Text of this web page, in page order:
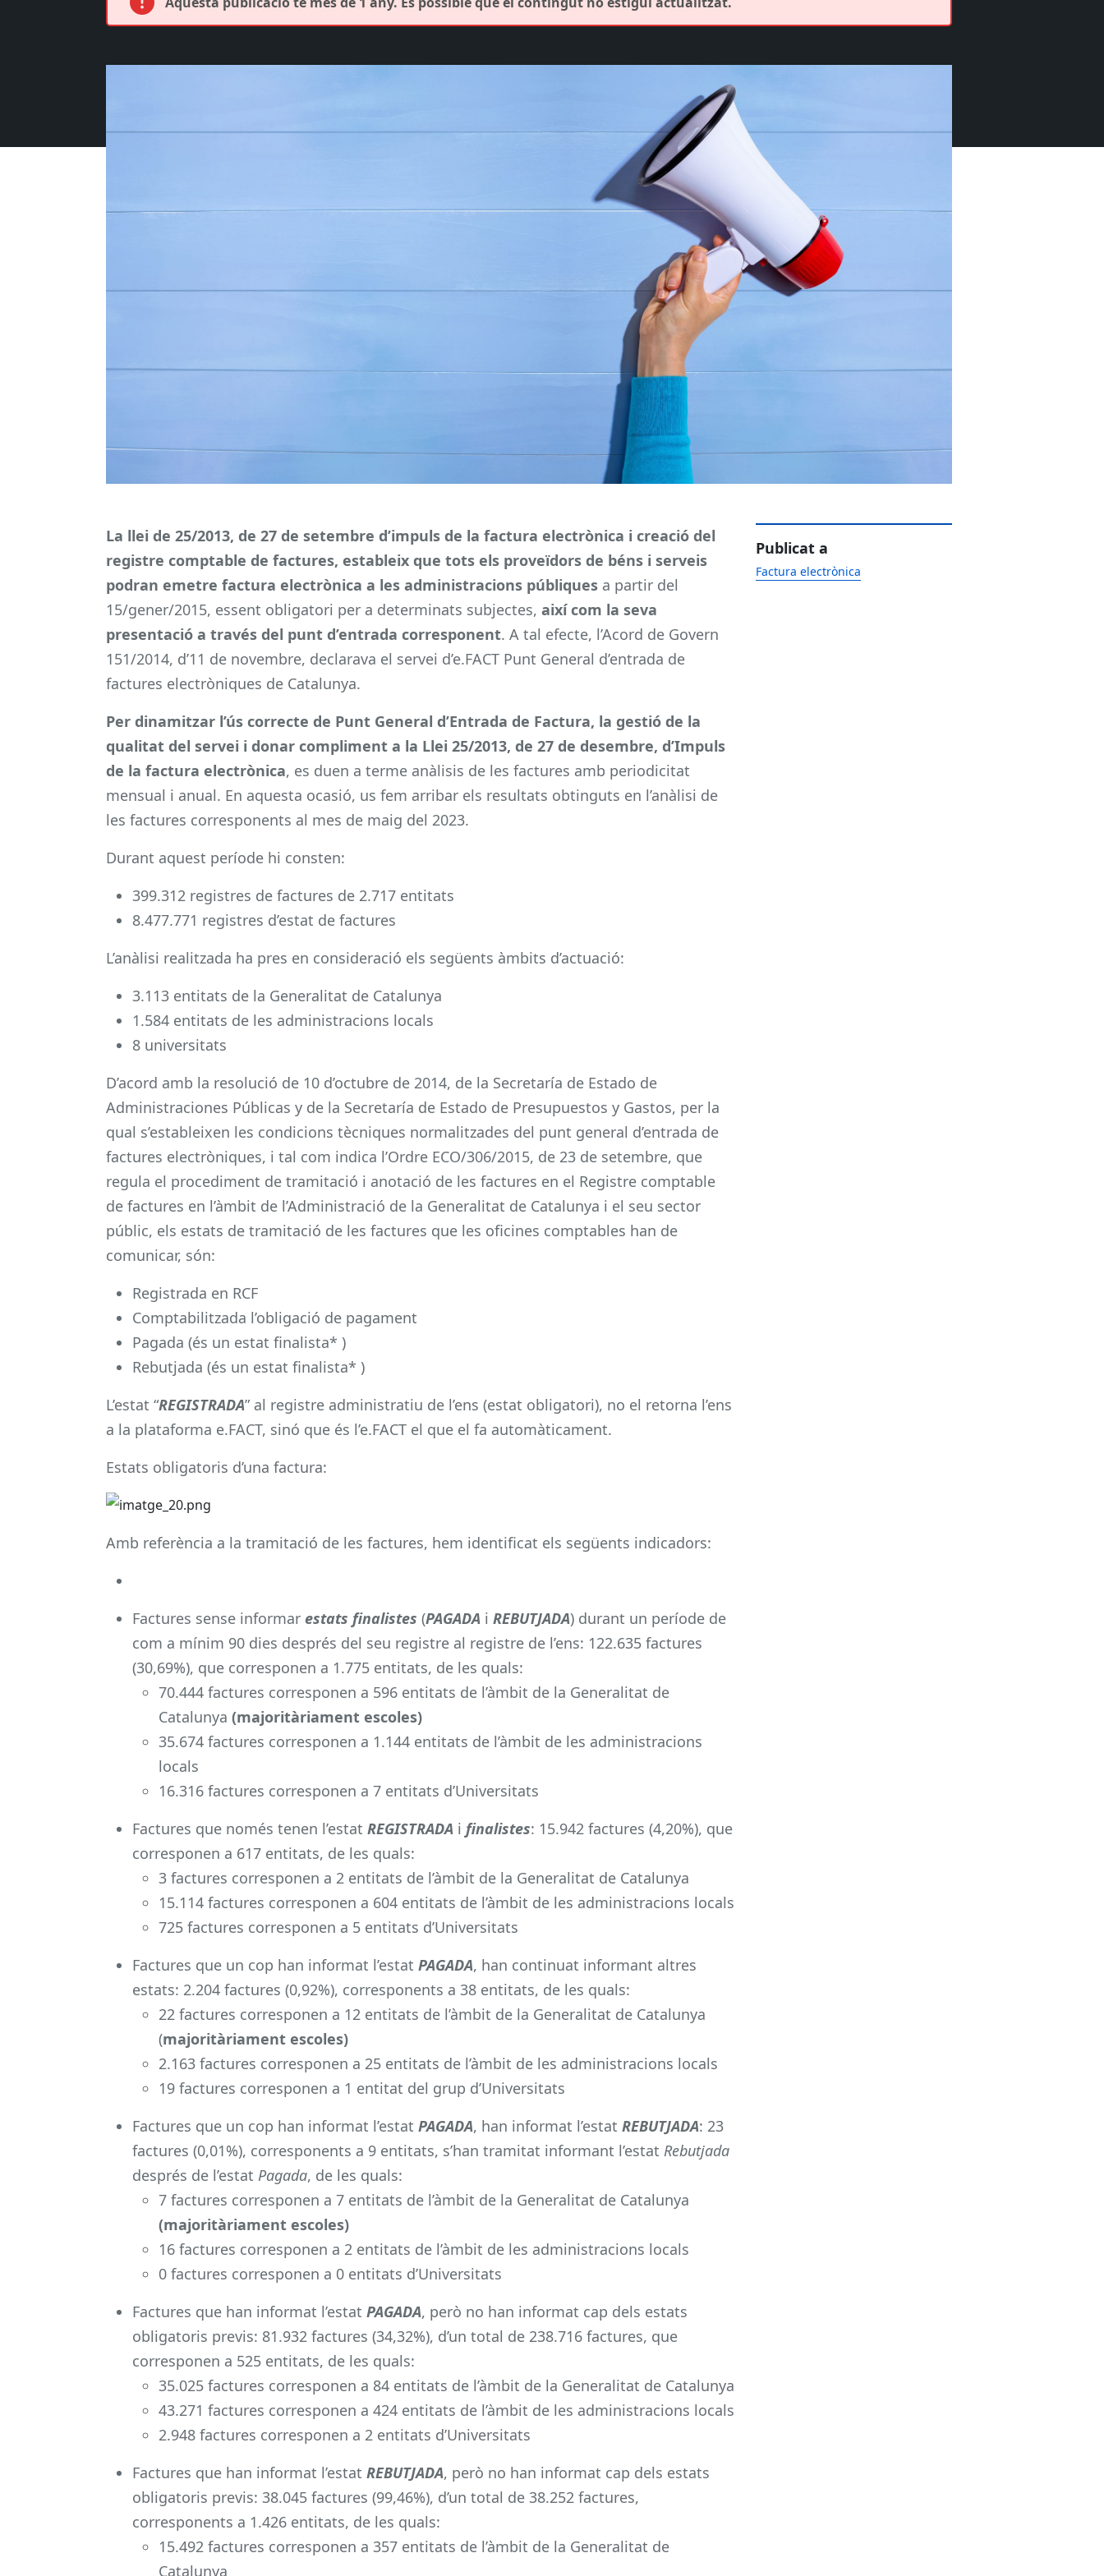
La llei de 25/2013, de 27 de setembre d’impuls de la factura electrònica i creació del
registre comptable de factures, estableix que tots els proveïdors de béns i serveis
podran emetre factura electrònica a les administracions públiques a partir del
15/gener/2015, essent obligatori per a determinats subjectes, així com la seva
presentació a través del punt d’entrada corresponent. A tal efecte, l’Acord de Govern
151/2014, d’11 de novembre, declarava el servei d’e.FACT Punt General d’entrada de
factures electròniques de Catalunya.
Per dinamitzar l’ús correcte de Punt General d’Entrada de Factura, la gestió de la
qualitat del servei i donar compliment a la Llei 25/2013, de 27 de desembre, d’Impuls
de la factura electrònica, es duen a terme anàlisis de les factures amb periodicitat
mensual i anual. En aquesta ocasió, us fem arribar els resultats obtinguts en l’anàlisi de
les factures corresponents al mes de maig del 2023.
Durant aquest període hi consten:
399.312 registres de factures de 2.717 entitats
8.477.771 registres d’estat de factures
L’anàlisi realitzada ha pres en consideració els següents àmbits d’actuació:
3.113 entitats de la Generalitat de Catalunya
1.584 entitats de les administracions locals
8 universitats
D’acord amb la resolució de 10 d’octubre de 2014, de la Secretaría de Estado de
Administraciones Públicas y de la Secretaría de Estado de Presupuestos y Gastos, per la
qual s’estableixen les condicions tècniques normalitzades del punt general d’entrada de
factures electròniques, i tal com indica l’Ordre ECO/306/2015, de 23 de setembre, que
regula el procediment de tramitació i anotació de les factures en el Registre comptable
de factures en l’àmbit de l’Administració de la Generalitat de Catalunya i el seu sector
públic, els estats de tramitació de les factures que les oficines comptables han de
comunicar, són:
Registrada en RCF
Comptabilitzada l’obligació de pagament
Pagada (és un estat finalista* )
Rebutjada (és un estat finalista* )
L’estat “REGISTRADA” al registre administratiu de l’ens (estat obligatori), no el retorna l’ens
a la plataforma e.FACT, sinó que és l’e.FACT el que el fa automàticament.
Estats obligatoris d’una factura:
Amb referència a la tramitació de les factures, hem identificat els següents indicadors:
Factures sense informar estats finalistes (PAGADA i REBUTJADA) durant un període de
com a mínim 90 dies després del seu registre al registre de l’ens: 122.635 factures
(30,69%), que corresponen a 1.775 entitats, de les quals:
70.444 factures corresponen a 596 entitats de l’àmbit de la Generalitat de
Catalunya (majoritàriament escoles)
35.674 factures corresponen a 1.144 entitats de l’àmbit de les administracions
locals
16.316 factures corresponen a 7 entitats d’Universitats
Factures que només tenen l’estat REGISTRADA i finalistes: 15.942 factures (4,20%), que
corresponen a 617 entitats, de les quals:
3 factures corresponen a 2 entitats de l’àmbit de la Generalitat de Catalunya
15.114 factures corresponen a 604 entitats de l’àmbit de les administracions locals
725 factures corresponen a 5 entitats d’Universitats
Factures que un cop han informat l’estat PAGADA, han continuat informant altres
estats: 2.204 factures (0,92%), corresponents a 38 entitats, de les quals:
22 factures corresponen a 12 entitats de l’àmbit de la Generalitat de Catalunya
(majoritàriament escoles)
2.163 factures corresponen a 25 entitats de l’àmbit de les administracions locals
19 factures corresponen a 1 entitat del grup d’Universitats
Factures que un cop han informat l’estat PAGADA, han informat l’estat REBUTJADA: 23
factures (0,01%), corresponents a 9 entitats, s’han tramitat informant l’estat Rebutjada
després de l’estat Pagada, de les quals:
7 factures corresponen a 7 entitats de l’àmbit de la Generalitat de Catalunya
(majoritàriament escoles)
16 factures corresponen a 2 entitats de l’àmbit de les administracions locals
0 factures corresponen a 0 entitats d’Universitats
Factures que han informat l’estat PAGADA, però no han informat cap dels estats
obligatoris previs: 81.932 factures (34,32%), d’un total de 238.716 factures, que
corresponen a 525 entitats, de les quals:
35.025 factures corresponen a 84 entitats de l’àmbit de la Generalitat de Catalunya
43.271 factures corresponen a 424 entitats de l’àmbit de les administracions locals
2.948 factures corresponen a 2 entitats d’Universitats
Factures que han informat l’estat REBUTJADA, però no han informat cap dels estats
obligatoris previs: 38.045 factures (99,46%), d’un total de 38.252 factures,
corresponents a 1.426 entitats, de les quals:
15.492 factures corresponen a 357 entitats de l’àmbit de la Generalitat de
Catalunya
Publicat a
Factura electrònica